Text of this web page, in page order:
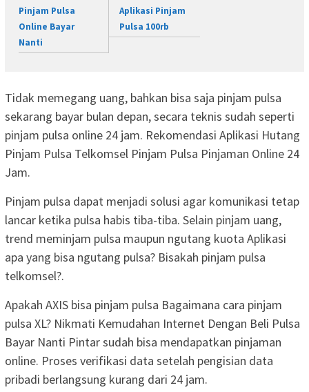
Pinjam Pulsa
Online Bayar
Nanti
Aplikasi Pinjam
Pulsa 100rb
Tidak memegang uang, bahkan bisa saja pinjam pulsa
sekarang bayar bulan depan, secara teknis sudah seperti
pinjam pulsa online 24 jam. Rekomendasi Aplikasi Hutang
Pinjam Pulsa Telkomsel Pinjam Pulsa Pinjaman Online 24
Jam.
Pinjam pulsa dapat menjadi solusi agar komunikasi tetap
lancar ketika pulsa habis tiba-tiba. Selain pinjam uang,
trend meminjam pulsa maupun ngutang kuota Aplikasi
apa yang bisa ngutang pulsa? Bisakah pinjam pulsa
telkomsel?.
Apakah AXIS bisa pinjam pulsa Bagaimana cara pinjam
pulsa XL? Nikmati Kemudahan Internet Dengan Beli Pulsa
Bayar Nanti Pintar sudah bisa mendapatkan pinjaman
online. Proses verifikasi data setelah pengisian data
pribadi berlangsung kurang dari 24 jam.